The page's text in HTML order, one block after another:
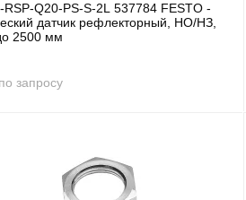
RSP-Q20-PS-S-2L 537784 FESTO -
датчик рефлекторный, НО/НЗ,
2500 мм
запросу